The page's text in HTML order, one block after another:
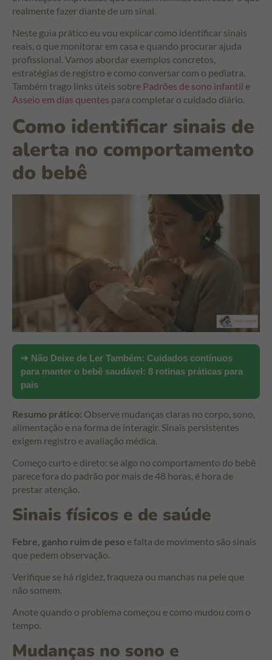
realmente fazer diante de um sinal.
Neste guia prático eu vou explicar como identificar sinais
reais, o que monitorar em casa e quando procurar ajuda
profissional. Vamos abordar exemplos concretos,
estratégias de registro e como conversar com o pediatra.
Também trago links úteis sobre Padrões de sono infantil e
Asseio em dias quentes para completar o cuidado diário.
Como identificar sinais de
alerta no comportamento
do bebê
➜ Não Deixe de Ler Também: Cuidados contínuos
para manter o bebê saudável: 8 rotinas práticas para
pais
Resumo prático: Observe mudanças claras no corpo, sono,
alimentação e na forma de interagir. Sinais persistentes
exigem registro e avaliação médica.
Começo curto e direto: se algo no comportamento do bebê
parece fora do padrão por mais de 48 horas, é hora de
prestar atenção.
Sinais físicos e de saúde
Febre, ganho ruim de peso e falta de movimento são sinais
que pedem observação.
Verifique se há rigidez, fraqueza ou manchas na pele que
não somem.
Anote quando o problema começou e como mudou com o
tempo.
Mudanças no sono e